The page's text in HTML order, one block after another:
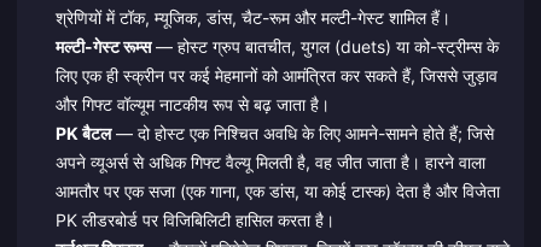
श्रेणियों में टॉक, म्यूजिक, डांस, चैट-रूम और मल्टी-गेस्ट शामिल हैं।
मल्टी-गेस्ट रूम्स— होस्ट ग्रुप बातचीत, युगल (duets) या को-स्ट्रीम्स के
लिए एक ही स्क्रीन पर कई मेहमानों को आमंत्रित कर सकते हैं, जिससे जुड़ाव
और गिफ्ट वॉल्यूम नाटकीय रूप से बढ़ जाता है।
PK बैटल— दो होस्ट एक निश्चित अवधि के लिए आमने-सामने होते हैं; जिसे
अपने व्यूअर्स से अधिक गिफ्ट वैल्यू मिलती है, वह जीत जाता है। हारने वाला
आमतौर पर एक सजा (एक गाना, एक डांस, या कोई टास्क) देता है और विजेता
PK लीडरबोर्ड पर विजिबिलिटी हासिल करता है।